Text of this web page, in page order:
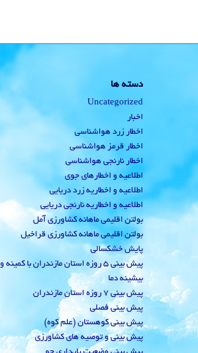
دسته ها
Uncategorized
اخبار
اخطار زرد هواشناسی
اخطار قرمز هواشناسی
اخطار نارنجی هواشناسی
اطلاعیه و اخطارهای جوی
اطلاعیه و اخطاریه زرد دریایی
اطلاعیه و اخطاریه نارنجی دریایی
بولتن اقلیمی ماهانه کشاورزی آمل
بولتن اقلیمی ماهانه کشاورزی قراخیل
پایش خشکسالی
پیش بینی 5 روزه استان مازندران با کمینه و
بیشینه دما
پیش بینی 7 روزه استان مازندران
پیش بینی فصلی
پیش بینی کوهستان (علم کوه)
پیش بینی و توصیه های کشاورزی